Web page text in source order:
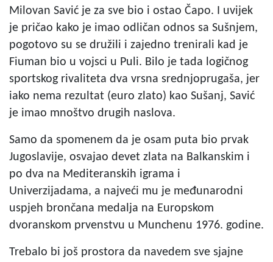
Milovan Savić je za sve bio i ostao Čapo. I uvijek
je pričao kako je imao odličan odnos sa Sušnjem,
pogotovo su se družili i zajedno trenirali kad je
Fiuman bio u vojsci u Puli. Bilo je tada logičnog
sportskog rivaliteta dva vrsna srednjoprugaša, jer
iako nema rezultat (euro zlato) kao Sušanj, Savić
je imao mnoštvo drugih naslova.
Samo da spomenem da je osam puta bio prvak
Jugoslavije, osvajao devet zlata na Balkanskim i
po dva na Mediteranskih igrama i
Univerzijadama, a najveći mu je međunarodni
uspjeh brončana medalja na Europskom
dvoranskom prvenstvu u Munchenu 1976. godine.
Trebalo bi još prostora da navedem sve sjajne